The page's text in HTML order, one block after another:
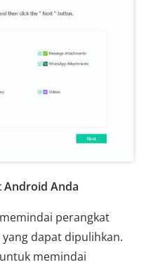
Android Anda
perangkat
dapat dipulihkan.
memindai